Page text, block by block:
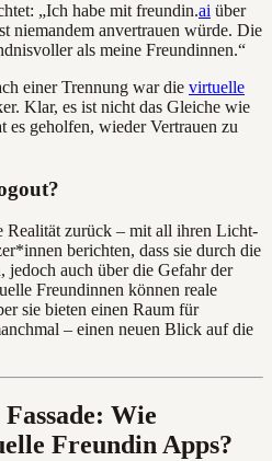
„Ich habe mit freundin.ai über
niemandem anvertrauen würde. Die
als meine Freundinnen.“
einer Trennung war die virtuelle
Klar, es ist nicht das Gleiche wie
es geholfen, wieder Vertrauen zu
Realität zurück – mit all ihren Licht-
berichten, dass sie durch die
auch über die Gefahr der
Freundinnen können reale
sie bieten einen Raum für
– einen neuen Blick auf die
Wie
Freundin Apps?